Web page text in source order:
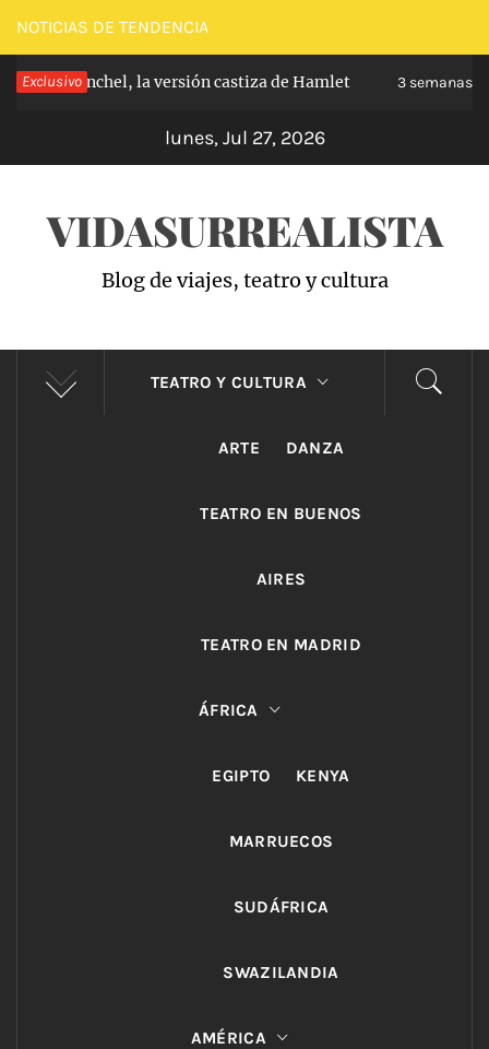
Saltar
al
contenido
NOTICIAS DE TENDENCIA
Exclusivo la versión castiza de Hamlet 3 semanas hace
lunes, Jul 27, 2026
VIDASURREALISTA
Blog de viajes, teatro y cultura
TEATRO Y CULTURA
ARTE DANZA
TEATRO EN BUENOS
AIRES
TEATRO EN MADRID
ÁFRICA
EGIPTO KENYA
MARRUECOS
SUDÁFRICA
SWAZILANDIA
AMÉRICA